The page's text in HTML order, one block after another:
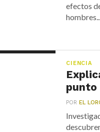
efectos
CIENCIA
punto
POREL